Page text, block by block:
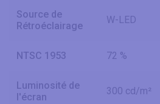
Source de
Rétroéclairage
W-LED
NTSC 1953 72 %
Luminosité de
l'écran
300 cd/m²